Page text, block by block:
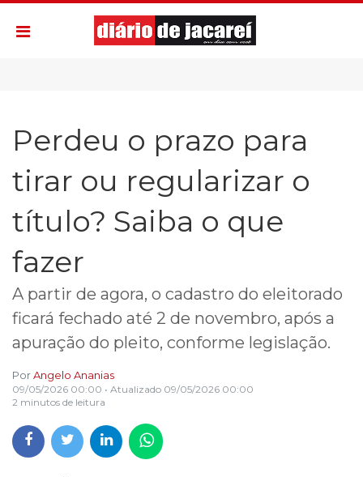
Perdeu o prazo para
tirar ou regularizar o
título? Saiba o que
fazer
A partir de agora, o cadastro do eleitorado
ficará fechado até 2 de novembro, após a
apuração do pleito, conforme legislação.
PorAngelo Ananias
09/05/2026 00:00 • Atualizado 09/05/2026 00:00
2 minutos de leitura